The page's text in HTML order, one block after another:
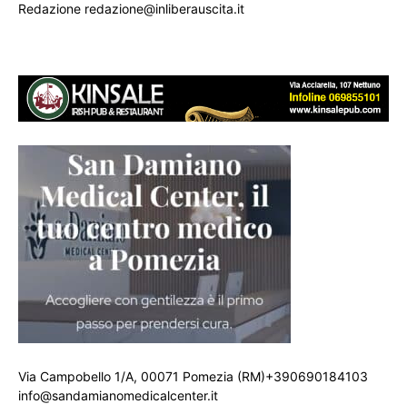
Redazione redazione@inliberauscita.it
Via Campobello 1/A, 00071 Pomezia (RM)+390690184103
info@sandamianomedicalcenter.it